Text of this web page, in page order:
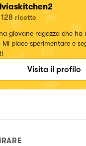
128 ricette
giovane ragazza che ha
Mi piace sperimentare e
Visita il profilo